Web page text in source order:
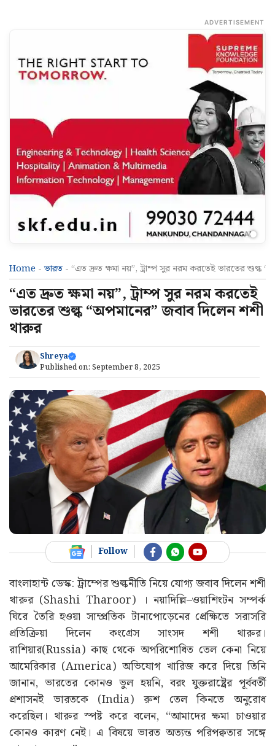
ADVERTISEMENT
Home -ভারত - “এত দ্রুত ক্ষমা নয়”, ট্রাম্প সুর নরম করতেই ভারতের শুল্ক
“এত দ্রুত ক্ষমা নয়”, ট্রাম্প সুর নরম করতেই
ভারতের শুল্ক “অপমানের” জবাব দিলেন শশী
থারুর
Shreya
Published on: September 8, 2025
Follow
বাংলাহান্ট ডেস্ক: ট্রাম্পের শুল্কনীতি নিয়ে যোগ্য জবাব দিলেন শশী
থারুর (Shashi Tharoor) । নয়াদিল্লি–ওয়াশিংটন সম্পর্ক
ঘিরে তৈরি হওয়া সাম্প্রতিক টানাপোড়েনের প্রেক্ষিতে সরাসরি
প্রতিক্রিয়া দিলেন কংগ্রেস সাংসদ শশী থারুর।
রাশিয়ার(Russia) কাছ থেকে অপরিশোধিত তেল কেনা নিয়ে
আমেরিকার (America) অভিযোগ খারিজ করে দিয়ে তিনি
জানান, ভারতের কোনও ভুল হয়নি, বরং যুক্তরাষ্ট্রের পূর্ববর্তী
প্রশাসনই ভারতকে (India) রুশ তেল কিনতে অনুরোধ
করেছিল। থারুর স্পষ্ট করে বলেন, “আমাদের ক্ষমা চাওয়ার
কোনও কারণ নেই। এ বিষয়ে ভারত অত্যন্ত পরিপক্বতার সঙ্গে